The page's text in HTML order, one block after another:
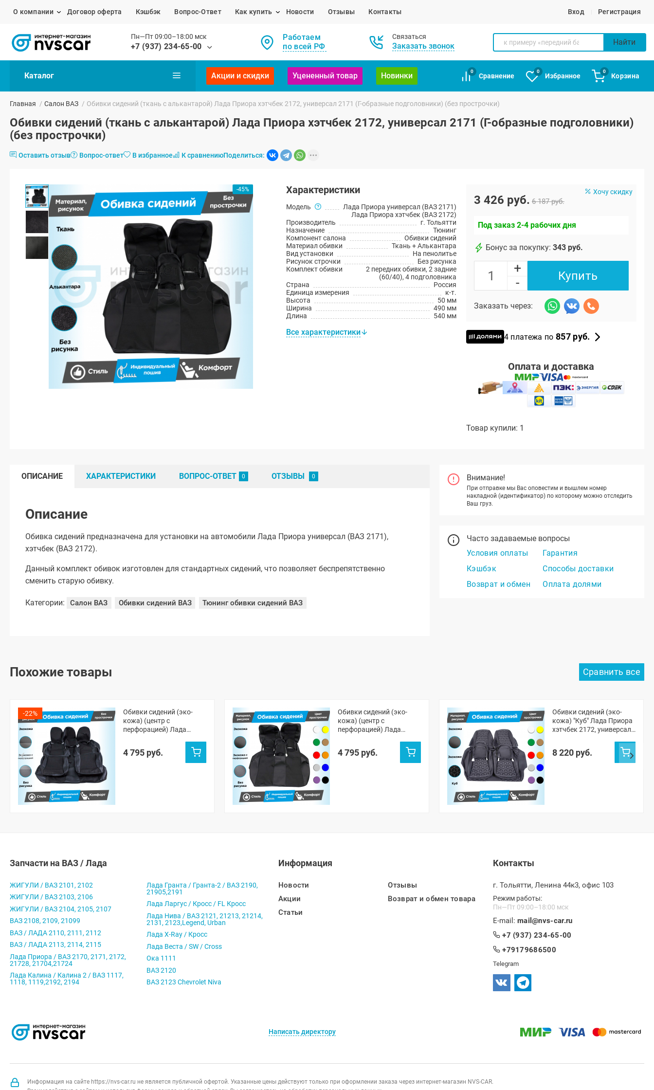
О компании Договор оферта Кэшбэк Вопрос-Ответ Как купить Новости Отзывы Контакты Вход Регистрация
Пн—Пт 09:00–18:00 мск
+7 (937) 234-65-00
Работаем
по всей РФ
Связаться
Заказать звонок Найти
Каталог Акции и скидки Уцененный товар Новинки
0
Сравнение
0
Избранное
0
Корзина
Главная / Салон ВАЗ / Обивки сидений (ткань с алькантарой) Лада Приора хэтчбек 2172, универсал 2171 (Г-образные подголовники) (без прострочки)
Обивки сидений (ткань с алькантарой) Лада Приора хэтчбек 2172, универсал 2171 (Г-образные подголовники)
(без прострочки)
Оставить отзыв Вопрос-ответ В избранное К сравнениюПоделиться:
-45% Характеристики
Модель
Лада Приора универсал (ВАЗ 2171)
Лада Приора хэтчбек (ВАЗ 2172)
Производитель
г. Тольятти
Назначение
Тюнинг
Компонент салона
Обивки сидений
Материал обивки
Ткань + Алькантара
Вид установки
На пенолитье
Рисунок строчки
Без рисунка
Комплект обивки
2 передних обивки, 2 задние
(60/40), 4 подголовника
Страна
Россия
Единица измерения
к-т.
Высота
50 мм
Ширина
490 мм
Длина
540 мм
Все характеристики
Хочу скидку
3 426 руб. 6 187 руб.
Под заказ 2-4 рабочих дня
Бонус за покупку: 343 руб.
+
-
Купить
Заказать через:
4 платежа по 857 руб.
Оплата и доставка
Товар купили: 1
Внимание!
При отправке мы Вас оповестим и вышлем номер
накладной (идентификатор) по которому можно отследить
Ваш груз.
Часто задаваемые вопросы
Условия оплаты
Гарантия
Кэшбэк
Способы доставки
Возврат и обмен
Оплата долями
ОПИСАНИЕ ХАРАКТЕРИСТИКИ ВОПРОС-ОТВЕТ ОТЗЫВЫ
Описание
Обивка сидений предназначена для установки на автомобили Лада Приора универсал (ВАЗ 2171),
хэтчбек (ВАЗ 2172).
Данный комплект обивок изготовлен для стандартных сидений, что позволяет беспрепятственно
сменить старую обивку.
Категории: Салон ВАЗ Обивки сидений ВАЗ Тюнинг обивки сидений ВАЗ
Похожие товары
-22%
Обивки сидений (эко-
кожа) (центр с
перфорацией) Лада
(овальные малые
подголовники) (без
4 795 руб.
Обивки сидений (эко-
кожа) (центр с
перфорацией) Лада
(овальные малые
4 795 руб.
Обивки сидений (эко-
кожа) "Куб" Лада Приора
хэтчбек 2172, универсал
8 220 руб.
Запчасти на ВАЗ / Лада
ЖИГУЛИ / ВАЗ 2101, 2102
ЖИГУЛИ / ВАЗ 2103, 2106
ЖИГУЛИ / ВАЗ 2104, 2105, 2107
ВАЗ 2108, 2109, 21099
ВАЗ / ЛАДА 2110, 2111, 2112
ВАЗ / ЛАДА 2113, 2114, 2115
Лада Приора / ВАЗ 2170, 2171, 2172,
21728, 21704,21724
Лада Калина / Калина 2 / ВАЗ 1117,
1118, 1119,2192, 2194
Лада Гранта / Гранта-2 / ВАЗ 2190,
21905,2191
Лада Ларгус / Кросс / FL Кросс
Лада Нива / ВАЗ 2121, 21213, 21214,
2131, 2123,Legend, Urban
Лада X-Ray / Кросс
Лада Веста / SW / Cross
Ока 1111
ВАЗ 2120
ВАЗ 2123 Chevrolet Niva
Информация
Новости
Акции
Статьи
Отзывы
Возврат и обмен товара
Контакты
г. Тольятти, Ленина 44к3, офис 103
Режим работы:
Пн—Пт 09:00–18:00 мск
E-mail: mail@nvs-car.ru
+7 (937) 234-65-00
+79179686500
Telegram
Написать директору
Информация на сайте https://nvs-car.ru не является публичной офертой. Указанные цены действуют только при оформлении заказа через интернет-магазин NVS-CAR.